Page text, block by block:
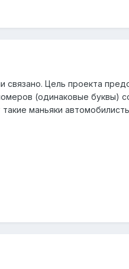
Цель проекта
(одинаковые буквы)
маньяки